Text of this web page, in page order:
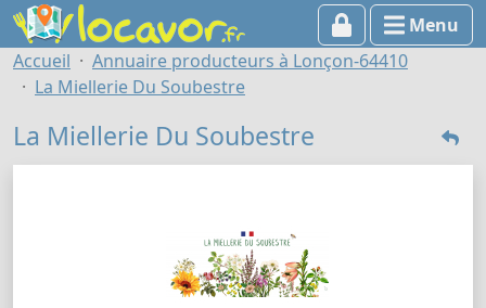
Menu
Accueil
Annuaire producteurs à Lonçon-64410
La Miellerie Du Soubestre
La Miellerie Du Soubestre